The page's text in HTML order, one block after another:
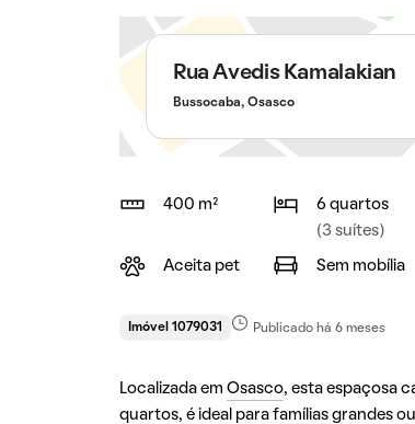
Rua Avedis Kamalakian
Bussocaba, Osasco
400 m²
6 quartos
(3 suítes)
Aceita pet Sem mobília
Imóvel 1079031 Publicado há 6 meses
Localizada em Osasco, esta espaçosa
quartos, é ideal para famílias grandes